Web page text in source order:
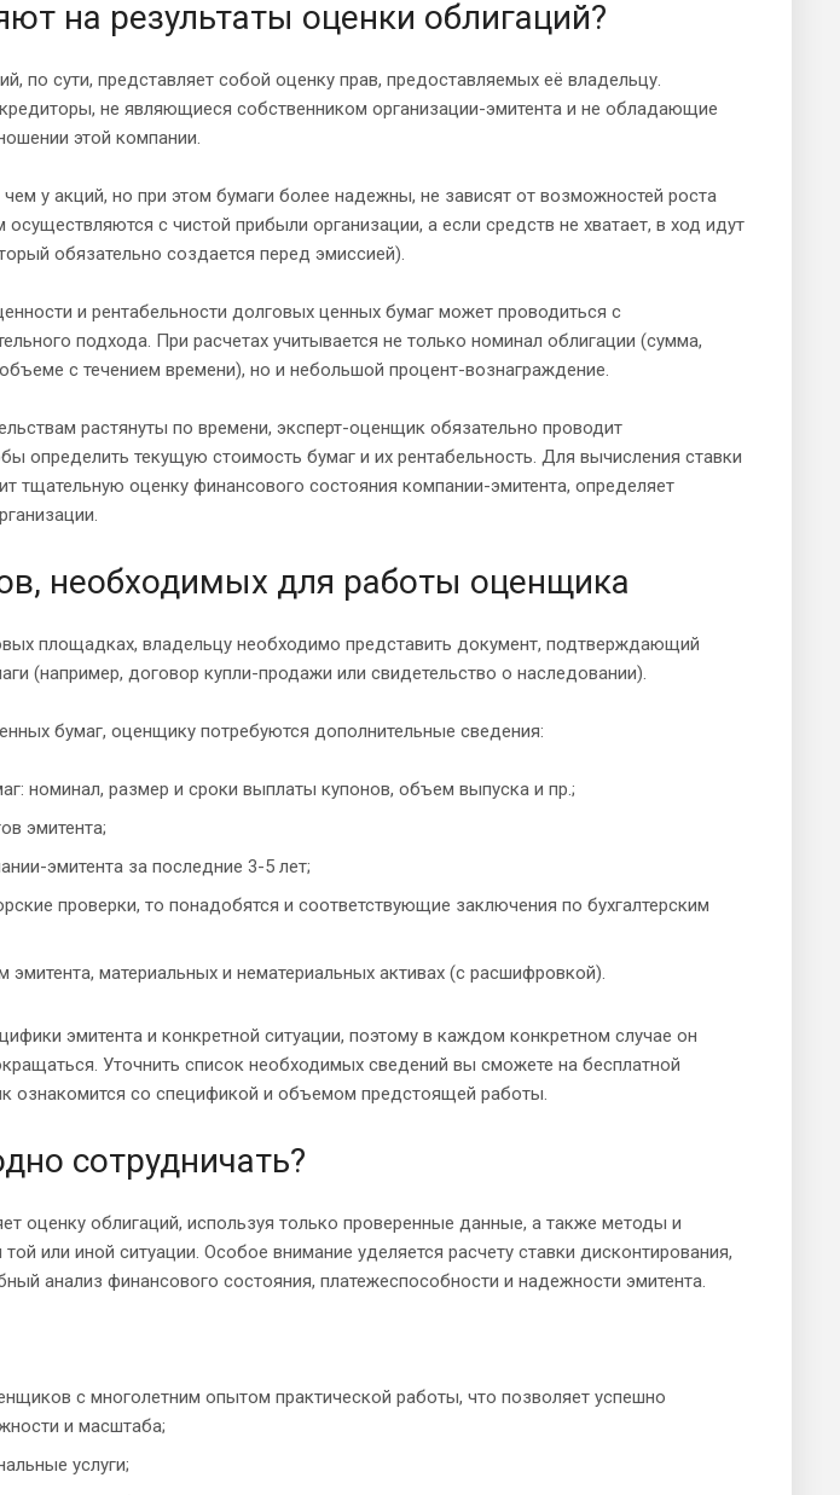
на результаты оценки облигаций?
по сути, представляет собой оценку прав, предоставляемых её владельцу.
не являющиеся собственником организации-эмитента и не обладающие
этой компании.
у акций, но при этом бумаги более надежны, не зависят от возможностей роста
с чистой прибыли организации, а если средств не хватает, в ход идут
обязательно создается перед эмиссией).
и рентабельности долговых ценных бумаг может проводиться с
подхода. При расчетах учитывается не только номинал облигации (сумма,
с течением времени), но и небольшой процент-вознаграждение.
растянуты по времени, эксперт-оценщик обязательно проводит
определить текущую стоимость бумаг и их рентабельность. Для вычисления ставки
тщательную оценку финансового состояния компании-эмитента, определяет
необходимых для работы оценщика
площадках, владельцу необходимо представить документ, подтверждающий
(например, договор купли-продажи или свидетельство о наследовании).
бумаг, оценщику потребуются дополнительные сведения:
номинал, размер и сроки выплаты купонов, объем выпуска и пр.;
эмитента;
эмитента за последние 3-5 лет;
проверки, то понадобятся и соответствующие заключения по бухгалтерским
материальных и нематериальных активах (с расшифровкой).
эмитента и конкретной ситуации, поэтому в каждом конкретном случае он
Уточнить список необходимых сведений вы сможете на бесплатной
ознакомится со спецификой и объемом предстоящей работы.
сотрудничать?
оценку облигаций, используя только проверенные данные, а также методы и
или иной ситуации. Особое внимание уделяется расчету ставки дисконтирования,
анализ финансового состояния, платежеспособности и надежности эмитента.
с многолетним опытом практической работы, что позволяет успешно
и масштаба;
услуги;